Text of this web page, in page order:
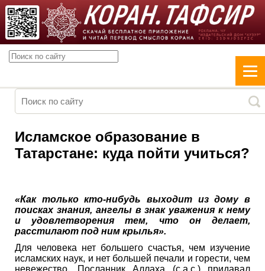
Исламское образование в
Татарстане: куда пойти учиться?
«Как только кто-нибудь выходит из дому в
поисках знания, ангелы в знак уважения к нему
и удовлетворения тем, что он делает,
расстилают под ним крылья».
Для человека нет большего счастья, чем изучение
исламских наук, и нет большей печали и горести, чем
невежество. Посланник Аллаха (с.а.с.) придавал